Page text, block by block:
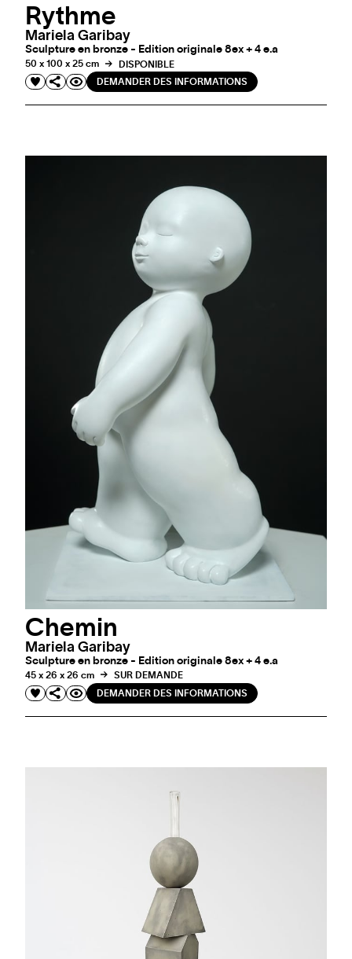
Rythme
Mariela Garibay
Sculpture en bronze - Edition originale 8ex + 4 e.a
50 x 100 x 25 cm
DISPONIBLE
DEMANDER DES INFORMATIONS
Chemin
Mariela Garibay
Sculpture en bronze - Edition originale 8ex + 4 e.a
45 x 26 x 26 cm
SUR DEMANDE
DEMANDER DES INFORMATIONS